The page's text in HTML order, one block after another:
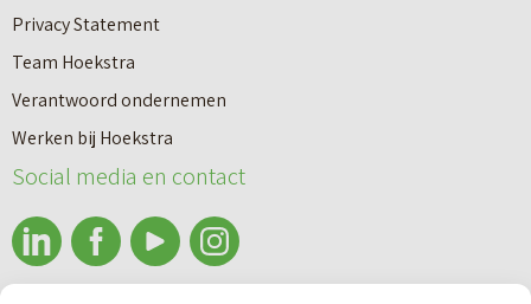
Nieuwbouw
Huren
Privacy Statement
Team Hoekstra
Verantwoord ondernemen
Werken bij Hoekstra
Social media en contact